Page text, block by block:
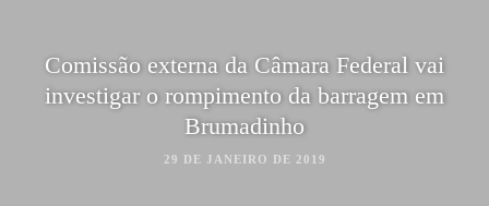
Comissão externa da Câmara Federal vai
investigar o rompimento da barragem em
Brumadinho
29 DE JANEIRO DE 2019